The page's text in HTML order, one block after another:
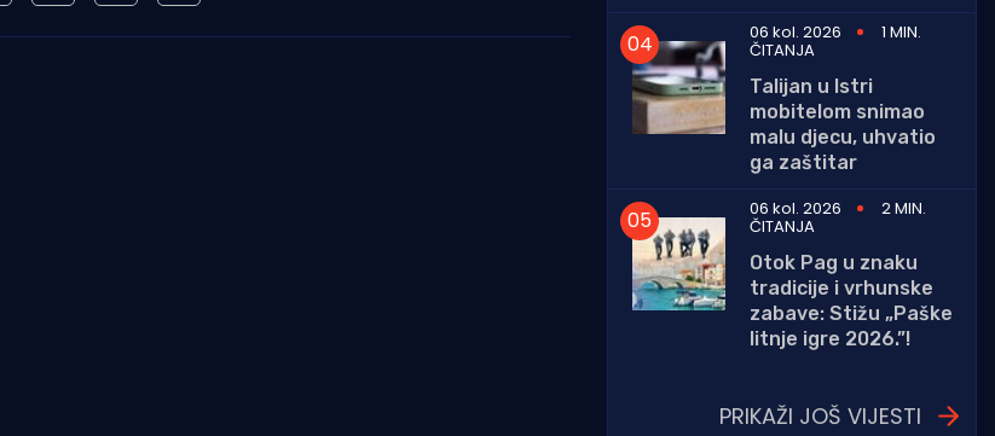
06 kol. 2026
1 MIN.
ČITANJA
Talijan u Istri
mobitelom snimao
malu djecu, uhvatio
ga zaštitar
06 kol. 2026
2 MIN.
ČITANJA
Otok Pag u znaku
tradicije i vrhunske
zabave: Stižu „Paške
litnje igre 2026.”!
PRIKAŽI JOŠ VIJESTI